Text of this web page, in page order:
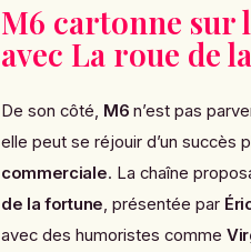
M6 cartonne sur
avec La roue de
De son côté, M6 n’est pas
elle peut se réjouir d’un succès
commerciale. La chaîne
de la fortune, présentée par
avec des humoristes comme